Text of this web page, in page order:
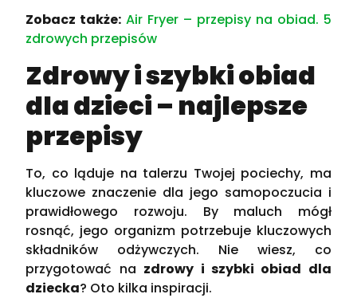
Zobacz także: Air Fryer – przepisy na obiad. 5
zdrowych przepisów
Zdrowy i szybki obiad
dla dzieci – najlepsze
przepisy
To, co ląduje na talerzu Twojej pociechy, ma
kluczowe znaczenie dla jego samopoczucia i
prawidłowego rozwoju. By maluch mógł
rosnąć, jego organizm potrzebuje kluczowych
składników odżywczych. Nie wiesz, co
przygotować na zdrowy i szybki obiad dla
dziecka? Oto kilka inspiracji.